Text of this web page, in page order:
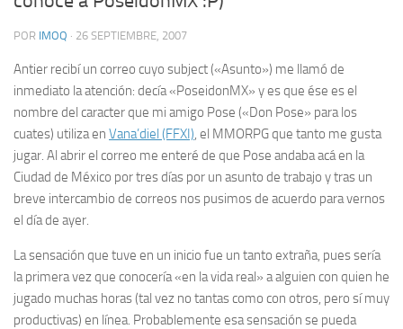
POR IMOQ · 26 SEPTIEMBRE, 2007
Antier recibí un correo cuyo subject(«Asunto») me llamó de
inmediato la atención: decía «PoseidonMX» y es que ése es el
nombre del caracter que mi amigo Pose («Don Pose» para los
cuates) utiliza en Vana’diel (FFXI), el MMORPG que tanto me gusta
jugar. Al abrir el correo me enteré de que Pose andaba acá en la
Ciudad de México por tres días por un asunto de trabajo y tras un
breve intercambio de correos nos pusimos de acuerdo para vernos
el día de ayer.
La sensación que tuve en un inicio fue un tanto extraña, pues sería
la primera vez que conocería «en la vida real» a alguien con quien he
jugado muchas horas (tal vez no tantas como con otros, pero sí muy
productivas) en línea. Probablemente esa sensación se pueda